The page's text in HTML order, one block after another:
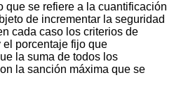
que se refiere a la cuantificación
de incrementar la seguridad
cada caso los criterios de
porcentaje fijo que
la suma de todos los
la sanción máxima que se